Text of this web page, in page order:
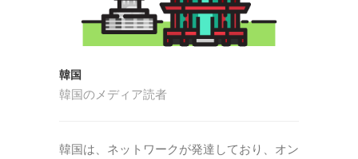
韓国
韓国のメディア読者
韓国は、ネットワークが発達しており、オン